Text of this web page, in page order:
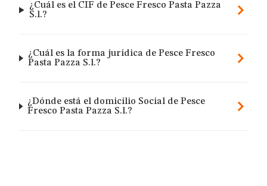
¿Cuál es el CIF de Pesce Fresco Pasta Pazza
S.l.?
¿Cuál es la forma jurídica de Pesce Fresco
Pasta Pazza S.l.?
¿Dónde está el domicilio Social de Pesce
Fresco Pasta Pazza S.l.?